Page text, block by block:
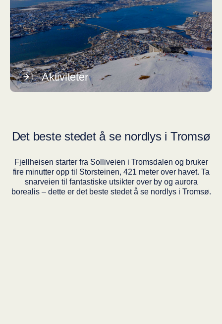
Aktiviteter
Det beste stedet å se nordlys i Tromsø
Fjellheisen starter fra Solliveien i Troms­da­len og bruker
fire minutter opp til Stor­stei­nen, 421 meter over havet. Ta
snarveien til fantastiske utsikter over by og aurora
borealis – dette er det beste stedet å se nordlys i Tromsø.